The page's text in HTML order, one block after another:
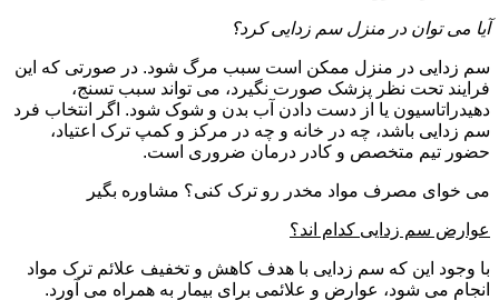
آیا می توان در منزل سم زدایی کرد؟
سم زدایی در منزل ممکن است سبب مرگ شود. در صورتی که این
فرایند تحت نظر پزشک صورت نگیرد، می تواند سبب تسنج،
دهیدراتاسیون یا از دست دادن آب بدن و شوک شود. اگر انتخاب فرد
سم زدایی باشد، چه در خانه و چه در مرکز و کمپ ترک اعتیاد،
حضور تیم متخصص و کادر درمان ضروری است.
می خوای مصرف مواد مخدر رو ترک کنی؟ مشاوره بگیر
عوارض سم زدایی کدام اند؟
با وجود این که سم زدایی با هدف کاهش و تخفیف علائم ترک مواد
انجام می شود، عوارض و علائمی برای بیمار به همراه می آورد.